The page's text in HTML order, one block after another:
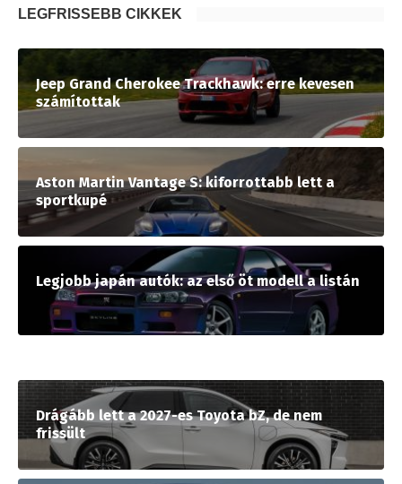
LEGFRISSEBB CIKKEK
Jeep Grand Cherokee Trackhawk: erre kevesen
számítottak
Aston Martin Vantage S: kiforrottabb lett a
sportkupé
Legjobb japán autók: az első öt modell a listán
Drágább lett a 2027-es Toyota bZ, de nem
frissült